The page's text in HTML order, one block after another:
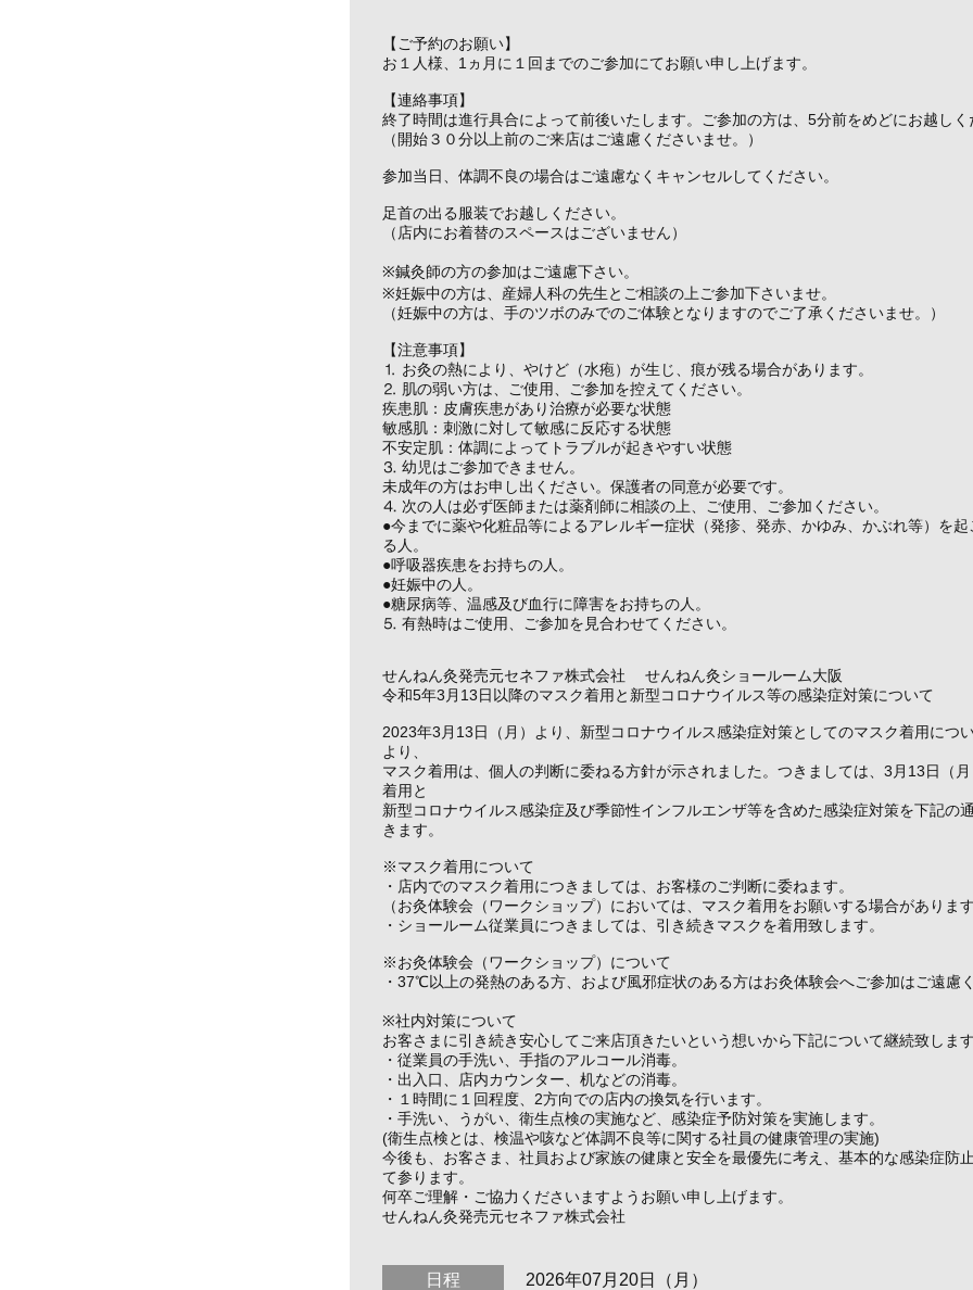
【ご予約のお願い】
お１人様、1ヵ月に１回までのご参加にてお願い申し上げます。
【連絡事項】
終了時間は進行具合によって前後いたします。ご参加の方は、5分前をめどにお越しく
（開始３０分以上前のご来店はご遠慮くださいませ。）
参加当日、体調不良の場合はご遠慮なくキャンセルしてください。
足首の出る服装でお越しください。
（店内にお着替のスペースはございません）
※鍼灸師の方の参加はご遠慮下さい。
※妊娠中の方は、産婦人科の先生とご相談の上ご参加下さいませ。
（妊娠中の方は、手のツボのみでのご体験となりますのでご了承くださいませ。）
【注意事項】
⒈ お灸の熱により、やけど（水疱）が生じ、痕が残る場合があります。
⒉ 肌の弱い方は、ご使用、ご参加を控えてください。
疾患肌：皮膚疾患があり治療が必要な状態
敏感肌：刺激に対して敏感に反応する状態
不安定肌：体調によってトラブルが起きやすい状態
⒊ 幼児はご参加できません。
未成年の方はお申し出ください。保護者の同意が必要です。
⒋ 次の人は必ず医師または薬剤師に相談の上、ご使用、ご参加ください。
●今までに薬や化粧品等によるアレルギー症状（発疹、発赤、かゆみ、かぶれ等）を
る人。
●呼吸器疾患をお持ちの人。
●妊娠中の人。
●糖尿病等、温感及び血行に障害をお持ちの人。
⒌ 有熱時はご使用、ご参加を見合わせてください。
せんねん灸発売元セネファ株式会社 せんねん灸ショールーム大阪
令和5年3月13日以降のマスク着用と新型コロナウイルス等の感染症対策について
2023年3月13日（月）より、新型コロナウイルス感染症対策としてのマスク着用につ
より、
マスク着用は、個人の判断に委ねる方針が示されました。つきましては、3月13日（
着用と
新型コロナウイルス感染症及び季節性インフルエンザ等を含めた感染症対策を下記の
きます。
※マスク着用について
・店内でのマスク着用につきましては、お客様のご判断に委ねます。
（お灸体験会（ワークショップ）においては、マスク着用をお願いする場合がありま
・ショールーム従業員につきましては、引き続きマスクを着用致します。
※お灸体験会（ワークショップ）について
・37℃以上の発熱のある方、および風邪症状のある方はお灸体験会へご参加はご遠慮
※社内対策について
お客さまに引き続き安心してご来店頂きたいという想いから下記について継続致しま
・従業員の手洗い、手指のアルコール消毒。
・出入口、店内カウンター、机などの消毒。
・１時間に１回程度、2方向での店内の換気を行います。
・手洗い、うがい、衛生点検の実施など、感染症予防対策を実施します。
(衛生点検とは、検温や咳など体調不良等に関する社員の健康管理の実施)
今後も、お客さま、社員および家族の健康と安全を最優先に考え、基本的な感染症防
て参ります。
何卒ご理解・ご協力くださいますようお願い申し上げます。
せんねん灸発売元セネファ株式会社
日程 2026年07月20日（月）